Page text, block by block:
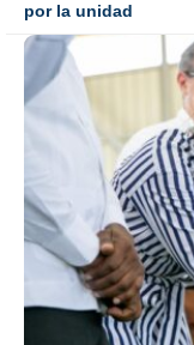
por la unidad